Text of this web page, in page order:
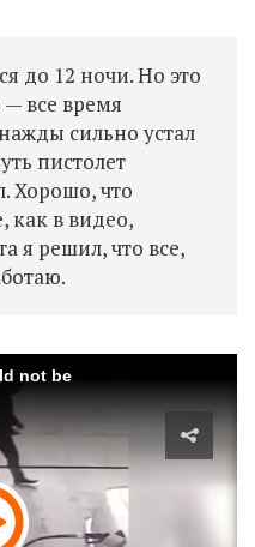
до 12 ночи. Но это
все время
сильно устал
пистолет
Хорошо, что
как в видео,
я решил, что все,
not be